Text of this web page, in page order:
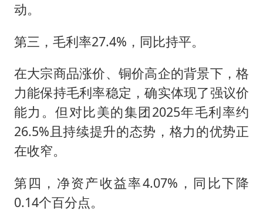
动。
第三，毛利率27.4%，同比持平。
在大宗商品涨价、铜价高企的背景下，格
力能保持毛利率稳定，确实体现了强议价
能力。但对比美的集团2025年毛利率约
26.5%且持续提升的态势，格力的优势正
在收窄。
第四，净资产收益率4.07%，同比下降
0.14个百分点。